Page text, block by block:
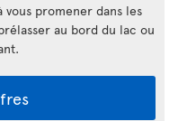
vous promener dans les
au bord du lac ou